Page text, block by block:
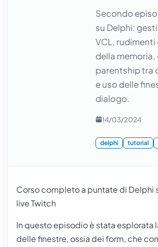
Secondo
su Delphi:
VCL,
della memoria,
parentship tra
e uso delle
dialogo.
14/03/2024
delphi tutorial
Corso completo a puntate di Delphi
live Twitch
In questo episodio è stata esplorata
delle finestre, ossia dei form, che